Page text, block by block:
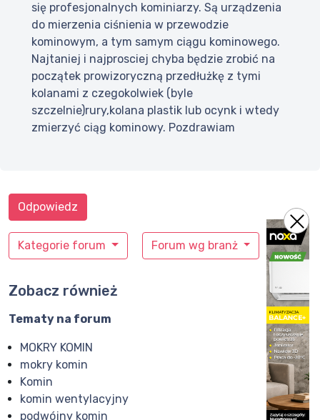
się profesjonalnych kominiarzy. Są urządzenia
do mierzenia ciśnienia w przewodzie
kominowym, a tym samym ciągu kominowego.
Najtaniej i najprosciej chyba będzie zrobić na
początek prowizoryczną przedłużkę z tymi
kolanami z czegokolwiek (byle
szczelnie)rury,kolana plastik lub ocynk i wtedy
zmierzyć ciąg kominowy. Pozdrawiam
Kategorie forum Forum wg branż
Odpowiedz
Zobacz również
Tematy na forum
MOKRY KOMIN
mokry komin
Komin
komin wentylacyjny
podwójny komin